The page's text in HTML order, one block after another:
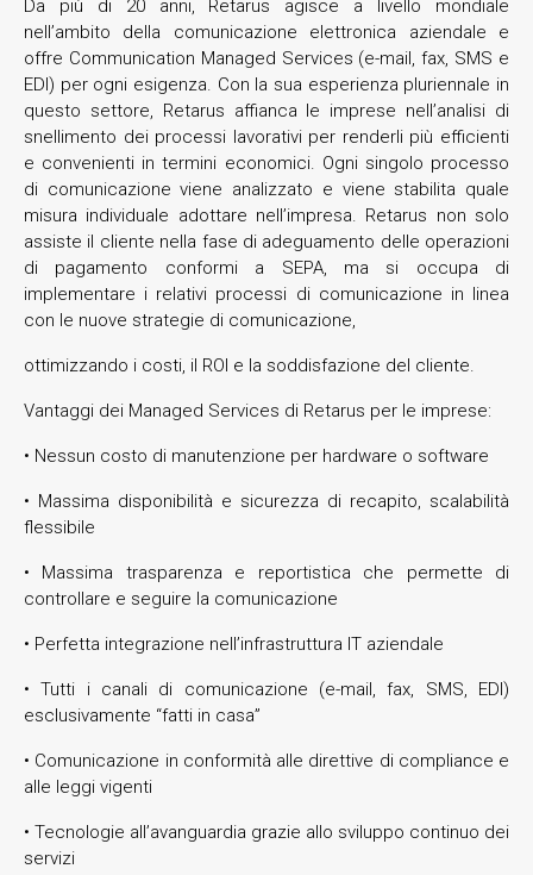
Da più di 20 anni, Retarus agisce a livello mondiale
nell’ambito della comunicazione elettronica aziendale e
offre Communication Managed Services (e-mail, fax, SMS e
EDI) per ogni esigenza. Con la sua esperienza pluriennale in
questo settore, Retarus affianca le imprese nell’analisi di
snellimento dei processi lavorativi per renderli più efficienti
e convenienti in termini economici. Ogni singolo processo
di comunicazione viene analizzato e viene stabilita quale
misura individuale adottare nell’impresa. Retarus non solo
assiste il cliente nella fase di adeguamento delle operazioni
di pagamento conformi a SEPA, ma si occupa di
implementare i relativi processi di comunicazione in linea
con le nuove strategie di comunicazione,
ottimizzando i costi, il ROI e la soddisfazione del cliente.
Vantaggi dei Managed Services di Retarus per le imprese:
• Nessun costo di manutenzione per hardware o software
• Massima disponibilità e sicurezza di recapito, scalabilità
flessibile
• Massima trasparenza e reportistica che permette di
controllare e seguire la comunicazione
• Perfetta integrazione nell’infrastruttura IT aziendale
• Tutti i canali di comunicazione (e-mail, fax, SMS, EDI)
esclusivamente “fatti in casa”
• Comunicazione in conformità alle direttive di compliance e
alle leggi vigenti
• Tecnologie all’avanguardia grazie allo sviluppo continuo dei
servizi